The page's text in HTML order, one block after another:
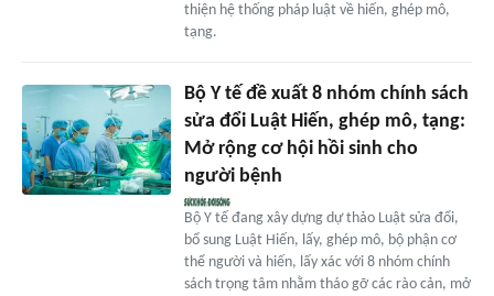
thiện hệ thống pháp luật về hiến, ghép mô,
tạng.
Bộ Y tế đề xuất 8 nhóm chính sách
sửa đổi Luật Hiến, ghép mô, tạng:
Mở rộng cơ hội hồi sinh cho
người bệnh
Bộ Y tế đang xây dựng dự thảo Luật sửa đổi,
bổ sung Luật Hiến, lấy, ghép mô, bộ phận cơ
thể người và hiến, lấy xác với 8 nhóm chính
sách trọng tâm nhằm tháo gỡ các rào cản, mở